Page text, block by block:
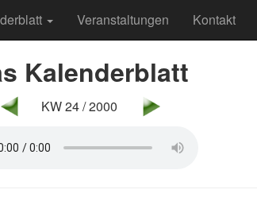
Veranstaltungen Kontakt
Kalenderblatt
KW 24 / 2000